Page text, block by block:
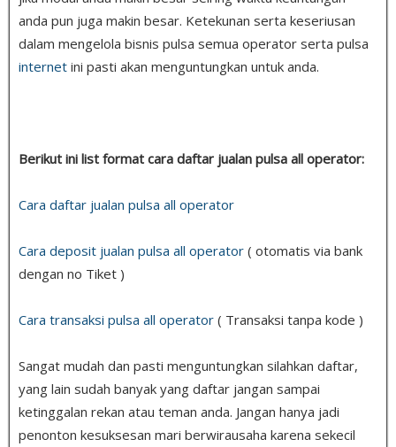
anda pun juga makin besar. Ketekunan serta keseriusan
dalam mengelola bisnis pulsa semua operator serta pulsa
internet ini pasti akan menguntungkan untuk anda.
Berikut ini list format cara daftar jualan pulsa all operator:
Cara daftar jualan pulsa all operator
Cara deposit jualan pulsa all operator ( otomatis via bank
dengan no Tiket )
Cara transaksi pulsa all operator ( Transaksi tanpa kode )
Sangat mudah dan pasti menguntungkan silahkan daftar,
yang lain sudah banyak yang daftar jangan sampai
ketinggalan rekan atau teman anda. Jangan hanya jadi
penonton kesuksesan mari berwirausaha karena sekecil